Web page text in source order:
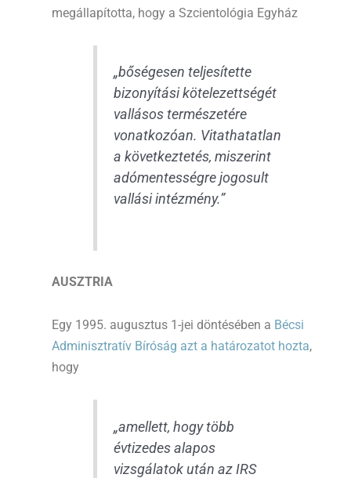
megállapította, hogy a Szcientológia Egyház
„bőségesen teljesítette
bizonyítási kötelezettségét
vallásos természetére
vonatkozóan. Vitathatatlan
a következtetés, miszerint
adómentességre jogosult
vallási intézmény.”
AUSZTRIA
Egy 1995. augusztus 1-jei döntésében a Bécsi
Adminisztratív Bíróság azt a határozatot hozta,
hogy
„amellett, hogy több
évtizedes alapos
vizsgálatok után az IRS